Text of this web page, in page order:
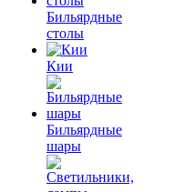
Бильярдные
столы
Кии
Бильярдные
шары